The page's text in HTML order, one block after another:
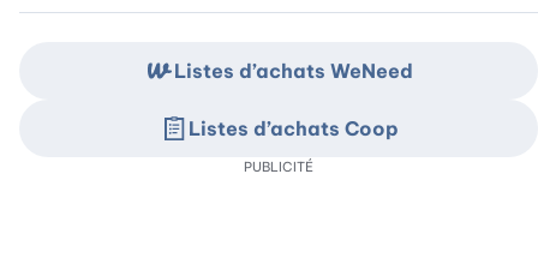
Listes d’achats WeNeed
Listes d’achats Coop
PUBLICITÉ